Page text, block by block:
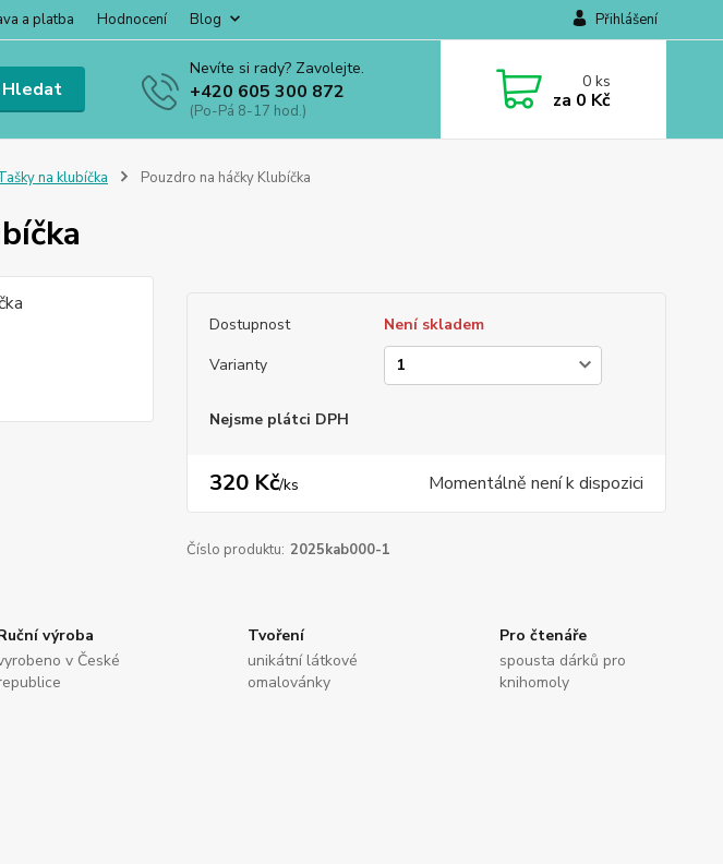
a platba Hodnocení Blog Přihlášení
Hledat
Nevíte si rady? Zavolejte.
+420 605 300 872
(Po-Pá 8-17 hod.)
0ks
za 0 Kč
na klubíčka Pouzdro na háčky Klubíčka
Dostupnost
Není skladem
Varianty
Nejsme plátci DPH
320 Kč/ks Momentálně není k dispozici
Číslo produktu: 2025kab000-1
výroba
v České
Tvoření
unikátní látkové
omalovánky
Pro čtenáře
spousta dárků pro
knihomoly